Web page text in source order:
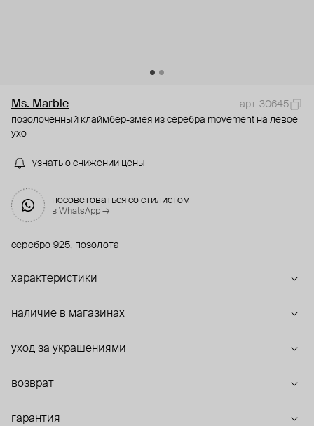
Ms. Marble
арт. 30645
позолоченный клаймбер-змея из серебра movement на левое
ухо
узнать о снижении цены
посоветоваться со стилистом
в WhatsApp →
серебро 925, позолота
характеристики
наличие в магазинах
уход за украшениями
возврат
гарантия